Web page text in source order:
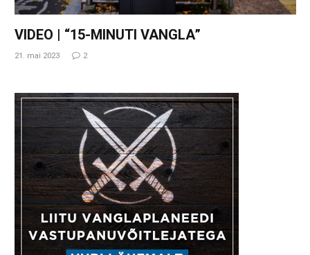
VIDEO | “15-MINUTI VANGLA”
21. mai 2023 2